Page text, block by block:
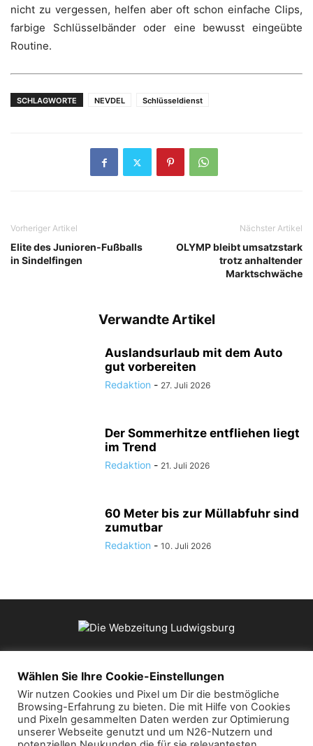
nicht zu vergessen, helfen aber oft schon einfache Clips,
farbige Schlüsselbänder oder eine bewusst eingeübte
Routine.
SCHLAGWORTE NEVDEL Schlüsseldienst
Vorheriger Artikel
Elite des Junioren-Fußballs
in Sindelfingen
Nächster Artikel
OLYMP bleibt umsatzstark
trotz anhaltender
Marktschwäche
Verwandte Artikel
Auslandsurlaub mit dem Auto
gut vorbereiten
Redaktion - 27. Juli 2026
Der Sommerhitze entfliehen liegt
im Trend
Redaktion - 21. Juli 2026
60 Meter bis zur Müllabfuhr sind
zumutbar
Redaktion - 10. Juli 2026
ÜBER UNS
Kontaktieren Sie uns:mail@die-webzeitung.de
Wählen Sie Ihre Cookie-Einstellungen
Wir nutzen Cookies und Pixel um Dir die bestmögliche
Browsing-Erfahrung zu bieten. Die mit Hilfe von Cookies
und Pixeln gesammelten Daten werden zur Optimierung
unserer Webseite genutzt und um N26-Nutzern und